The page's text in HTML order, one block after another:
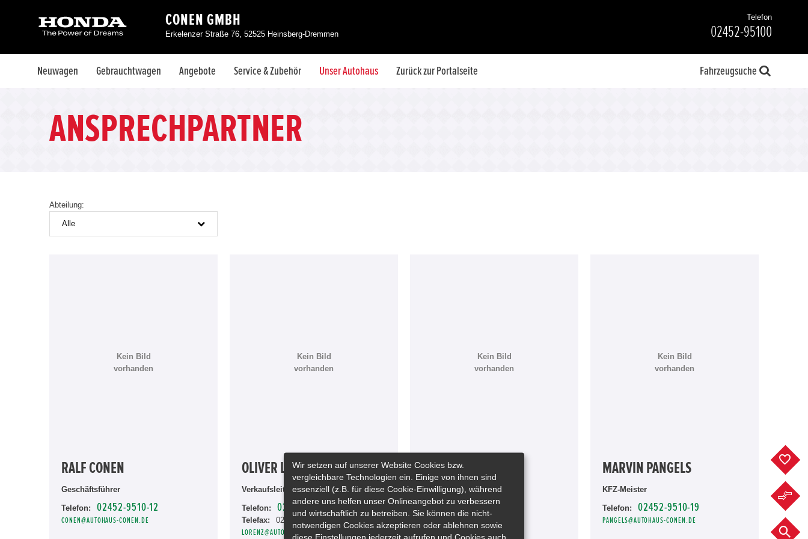
CONEN GMBH
Erkelenzer Straße 76, 52525 Heinsberg-Dremmen
Telefon
02452-95100
Neuwagen Gebrauchtwagen Angebote Service & Zubehör Unser Autohaus Zurück zur Portalseite Fahrzeugsuche
ANSPRECHPARTNER
Abteilung:
Alle
Kein Bild
vorhanden
RALF CONEN
Geschäftsführer
Telefon: 02452-9510-12
CONEN@AUTOHAUS-CONEN.DE
Kein Bild
vorhanden
OLIVER LORENZ
Verkaufsleiter
Telefon: 02452-9510-14
Telefax: 02452-9510-20
LORENZ@AUTOHAUS-CONEN.DE
Kein Bild
vorhanden
THOMAS EICH
Verkaufsberater
Telefon: 02452-9510-13
EICH@AUTOHAUS-CONEN.DE
Kein Bild
vorhanden
MARVIN PANGELS
KFZ-Meister
Telefon: 02452-9510-19
PANGELS@AUTOHAUS-CONEN.DE
Wir setzen auf unserer Website Cookies bzw.
vergleichbare Technologien ein. Einige von ihnen sind
essenziell (z.B. für diese Cookie-Einwilligung), während
andere uns helfen unser Onlineangebot zu verbessern
und wirtschaftlich zu betreiben. Sie können die nicht-
notwendigen Cookies akzeptieren oder ablehnen sowie
diese Einstellungen jederzeit aufrufen und Cookies auch